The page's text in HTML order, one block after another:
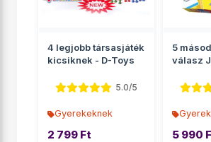
4 legjobb társasjáték
kicsiknek - D-Toys
5.0/5
Gyerekeknek
2 799 Ft
5
válasz
5 990